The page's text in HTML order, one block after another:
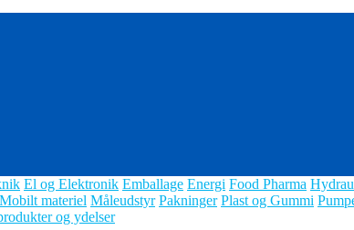
El og Elektronik Emballage Energi Food Pharma
Mobilt materiel Måleudstyr Pakninger Plast og Gummi
og ydelser